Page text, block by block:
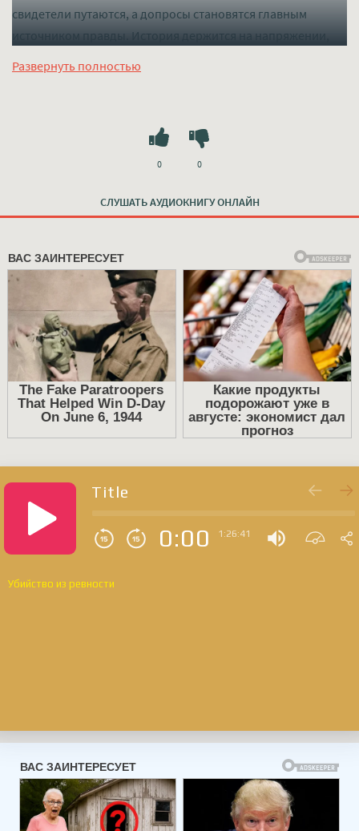
свидетели путаются, а допросы становятся главным
источником правды. История держится на напряжении,
Автор неизвестен" в хорошем качестве полностью
бесплатно без регистрации на лучшем сайте
Развернуть полностью
СЛУШАТЬ АУДИОКНИГУ ОНЛАЙН
0 0
Title
0:00 1:26:41
Убийство из ревности